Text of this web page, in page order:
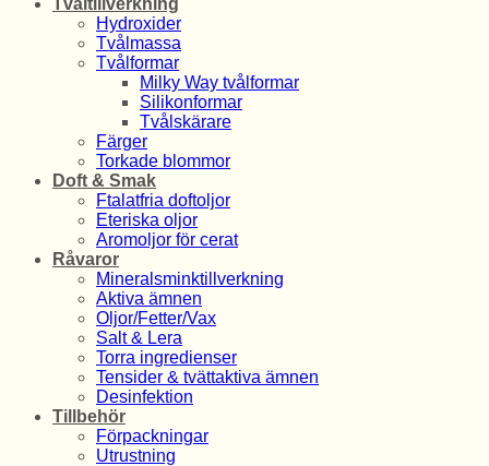
Tvåltillverkning
Hydroxider
Tvålmassa
Tvålformar
Milky Way tvålformar
Silikonformar
Tvålskärare
Färger
Torkade blommor
Doft & Smak
Ftalatfria doftoljor
Eteriska oljor
Aromoljor för cerat
Råvaror
Mineralsminktillverkning
Aktiva ämnen
Oljor/Fetter/Vax
Salt & Lera
Torra ingredienser
Tensider & tvättaktiva ämnen
Desinfektion
Tillbehör
Förpackningar
Utrustning